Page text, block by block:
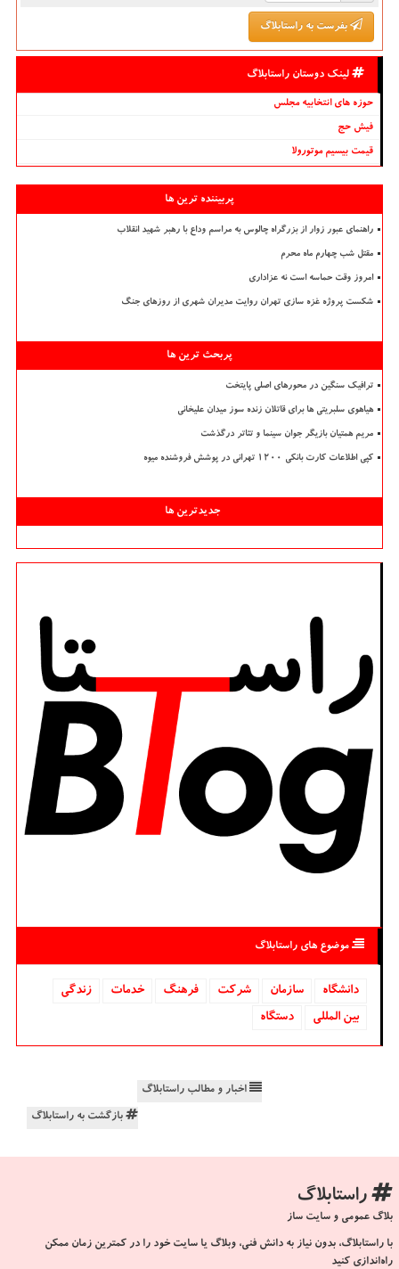
بفرست به راستابلاگ
لینک دوستان راستابلاگ
حوزه های انتخابیه مجلس
فیش حج
قیمت بیسیم موتورولا
پربیننده ترین ها
راهنمای عبور زوار از بزرگراه چالوس به مراسم وداع با رهبر شهید انقلاب
مقتل شب چهارم ماه محرم
امروز وقت حماسه است نه عزاداری
شکست پروژه غزه سازی تهران روایت مدیران شهری از روزهای جنگ
پربحث ترین ها
ترافیک سنگین در محورهای اصلی پایتخت
هیاهوی سلبریتی ها برای قاتلان زنده سوز میدان علیخانی
مریم همتیان بازیگر جوان سینما و تئاتر درگذشت
کپی اطلاعات کارت بانکی ۱۲۰۰ تهرانی در پوشش فروشنده میوه
جدیدترین ها
موضوع های راستابلاگ
دانشگاه‌ سازمان شركت فرهنگ خدمات
زندگی
بین المللی
دستگاه
اخبار و مطالب راستابلاگ
بازگشت به راستابلاگ
راستابلاگ
بلاگ عمومی و سایت ساز
با راستابلاگ، بدون نیاز به دانش فنی، وبلاگ یا سایت خود را در کمترین زمان ممکن
راه‌اندازی کنید